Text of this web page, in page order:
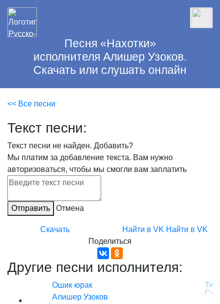
Песня «Нахотки»
исполнителя Алишер Узоков.
Скачать или слушать онлайн
<< Все песни
Текст песни:
Текст песни не найден. Добавить?
Мы платим за добавление текста. Вам нужно
авторизоваться, чтобы мы смогли вам заплатить
Отправить Отмена
Скачать Найти в VK Найти в VK
Поделиться
Другие песни исполнителя:
Ошик юрак
Алишер Узоков